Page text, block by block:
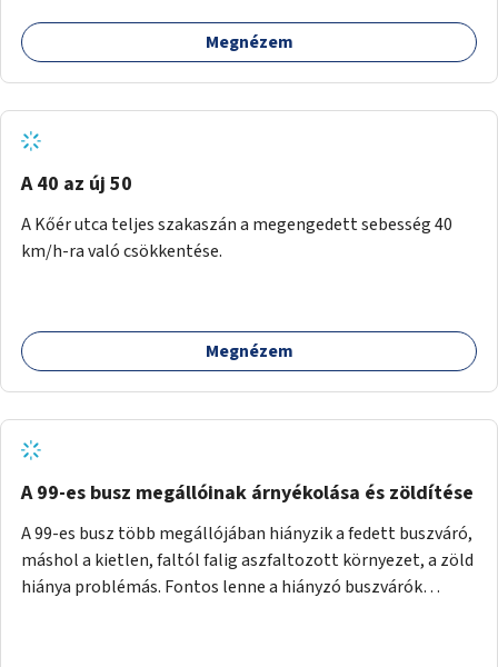
szintű növényzettel, öntözőrendszerrel, esetleg
valamilyen vizes attrakcióval ami végfut mind az 500m-en.
Megnézem
A 40 az új 50
A Kőér utca teljes szakaszán a megengedett sebesség 40
km/h-ra való csökkentése.
Megnézem
A 99-es busz megállóinak árnyékolása és zöldítése
A 99-es busz több megállójában hiányzik a fedett buszváró,
máshol a kietlen, faltól falig aszfaltozott környezet, a zöld
hiánya problémás. Fontos lenne a hiányzó buszvárók